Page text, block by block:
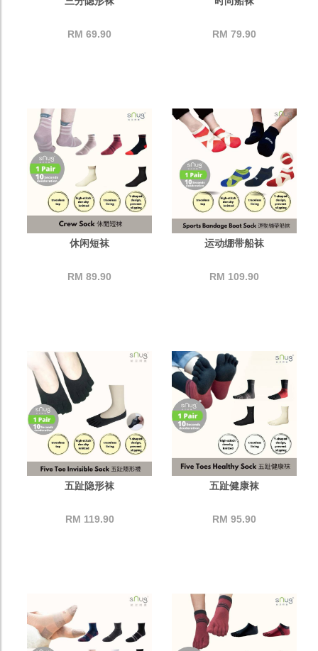
RM 69.90 RM 79.90
休闲短袜
RM 89.90
运动绷带船袜
RM 109.90
五趾隐形袜
RM 119.90
五趾健康袜
RM 95.90